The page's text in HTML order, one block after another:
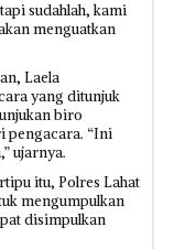
sudahlah, kami
menguatkan
Laela
yang ditunjuk
biro
pengacara. “Ini
ujarnya.
itu, Polres Lahat
mengumpulkan
disimpulkan